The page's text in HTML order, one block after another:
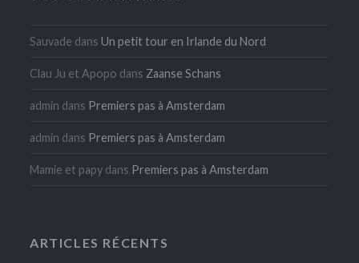
Sauvade dansUn petit tour en Irlande du Nord
Clau Ju et Apopo dans Zaanse Schans
admin dans Premiers pas à Amsterdam
admin dans Premiers pas à Amsterdam
Mamie et papy dans Premiers pas à Amsterdam
ARTICLES RÉCENTS